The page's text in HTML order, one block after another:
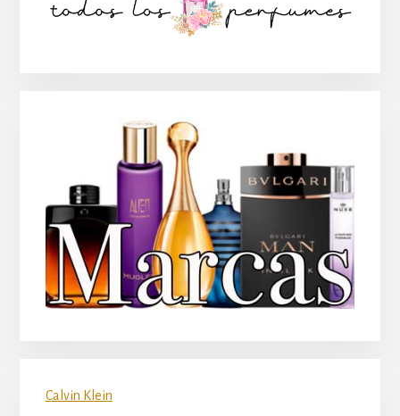
Calvin Klein